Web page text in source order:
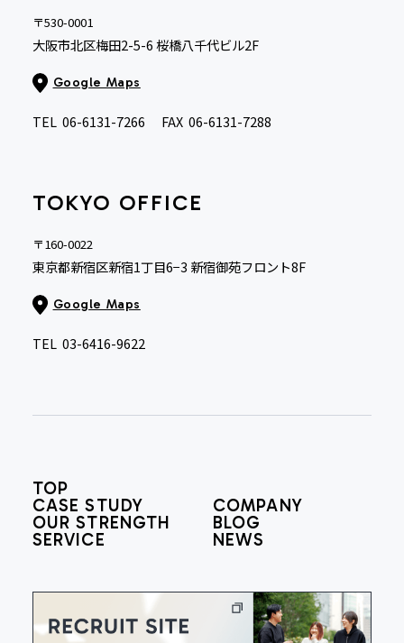
〒530-0001
大阪市北区梅田2-5-6 桜橋八千代ビル2F
Google Maps
TEL 06-6131-7266 FAX 06-6131-7288
TOKYO OFFICE
〒160-0022
東京都新宿区新宿1丁目6−3 新宿御苑フロント8F
Google Maps
TEL 03-6416-9622
TOP
CASE STUDY
OUR STRENGTH
SERVICE
COMPANY
BLOG
NEWS